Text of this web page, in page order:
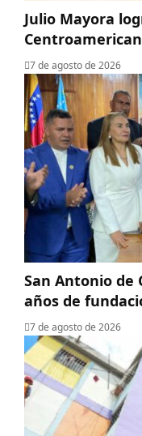
Julio Mayora
7 de agosto de 2026
San Antonio de
años de
7 de agosto de 2026